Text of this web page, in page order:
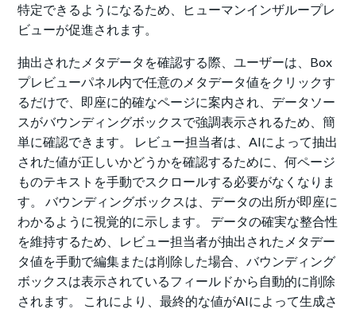
特定できるようになるため、ヒューマンインザループレ
ビューが促進されます。
抽出されたメタデータを確認する際、ユーザーは、Box
プレビューパネル内で任意のメタデータ値をクリックす
るだけで、即座に的確なページに案内され、データソー
スがバウンディングボックスで強調表示されるため、簡
単に確認できます。 レビュー担当者は、AIによって抽出
された値が正しいかどうかを確認するために、何ページ
ものテキストを手動でスクロールする必要がなくなりま
す。 バウンディングボックスは、データの出所が即座に
わかるように視覚的に示します。 データの確実な整合性
を維持するため、レビュー担当者が抽出されたメタデー
タ値を手動で編集または削除した場合、バウンディング
ボックスは表示されているフィールドから自動的に削除
されます。 これにより、最終的な値がAIによって生成さ